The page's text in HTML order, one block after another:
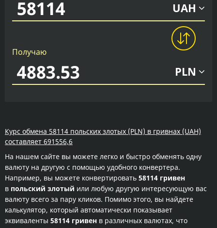
UAH
Получаю
PLN
Курс обмена 58114 польских злотых (PLN) в гривнах (UAH)
составляет 691556,6
На нашем сайте вы можете легко и быстро обменять одну
валюту на другую с помощью удобного конвертера.
Например, вы можете конвертировать 58114 гривен
в польский злотый или любую другую интересующую вас
валюту всего за пару кликов. Помимо этого, вы найдете
калькулятор, который автоматически показывает
эквиваленты 58114 гривен в различных валютах, что